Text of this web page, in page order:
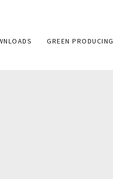
GREEN PRODUCING